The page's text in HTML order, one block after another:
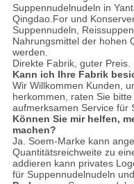
Suppennudelnudeln in
Qingdao.For und
Suppennudeln,
Nahrungsmittel der hohen
werden.
Direkte Fabrik, guter Preis.
Kann ich Ihre Fabrik
Wir Willkommen Kunden,
herkommen, raten Sie
aufmerksamen Service für
Können Sie mir helfen,
machen?
Ja. Soem-Marke kann
Quantitätsreichweite zu
addieren kann privates
für Suppennudelnudeln